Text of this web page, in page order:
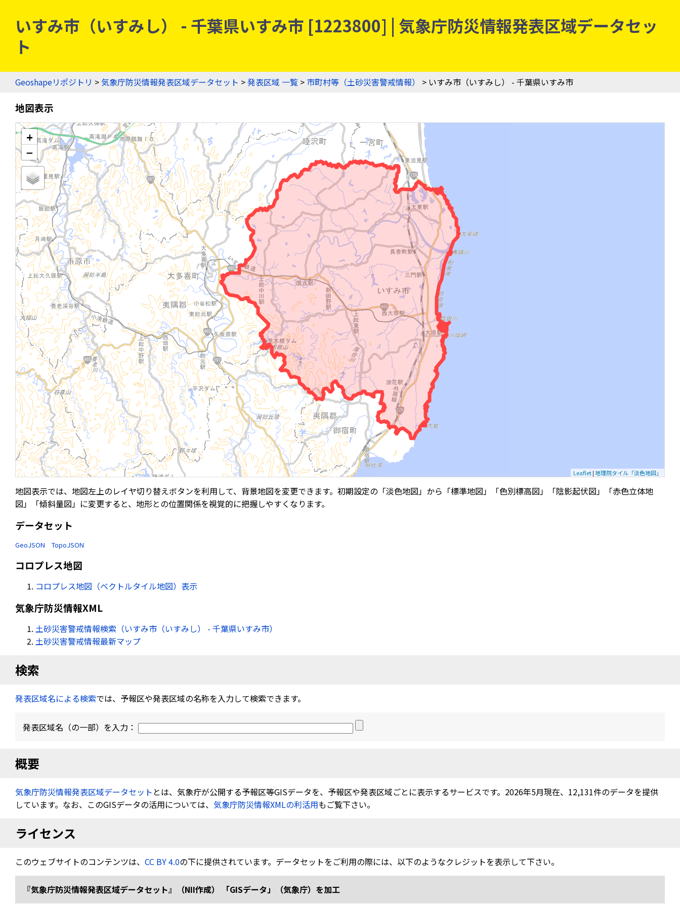
いすみ市（いすみし） - 千葉県いすみ市 [1223800] | 気象庁防災情報発表区域データセッ
ト
Geoshapeリポジトリ >気象庁防災情報発表区域データセット >発表区域 一覧 > 市町村等（土砂災害警戒情報） > いすみ市（いすみし） - 千葉県いすみ市
地図表示
+
−
Leaflet|地理院タイル「淡色地図」
地図表示では、地図左上のレイヤ切り替えボタンを利用して、背景地図を変更できます。初期設定の「淡色地図」から「標準地図」「色別標高図」「陰影起伏図」「赤色立体地
図」「傾斜量図」に変更すると、地形との位置関係を視覚的に把握しやすくなります。
データセット
GeoJSON TopoJSON
コロプレス地図
コロプレス地図（ベクトルタイル地図）表示
気象庁防災情報XML
土砂災害警戒情報検索（いすみ市（いすみし） - 千葉県いすみ市）
土砂災害警戒情報最新マップ
検索
発表区域名による検索では、予報区や発表区域の名称を入力して検索できます。
発表区域名（の一部）を入力：
概要
気象庁防災情報発表区域データセット とは、気象疔が公開する予報区等GISデータを、予報区や発表区域ごとに表示するサービスです。2026年5月現在、12,131件のデータを提供
しています。なお、このGISデータの活用については、 気象庁防災情報XMLの利活用もご覧下さい。
ライセンス
このウェブサイトのコンテンツは、 CC BY 4.0の下に提供されています。データセットをご利用の際には、以下のようなクレジットを表示して下さい。
『気象庁防災情報発表区域データセット』（NII作成） 「GISデータ」（気象庁）を加工